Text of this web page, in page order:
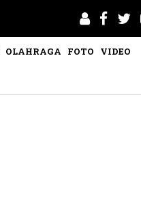
OLAHRAGA FOTO VIDEO